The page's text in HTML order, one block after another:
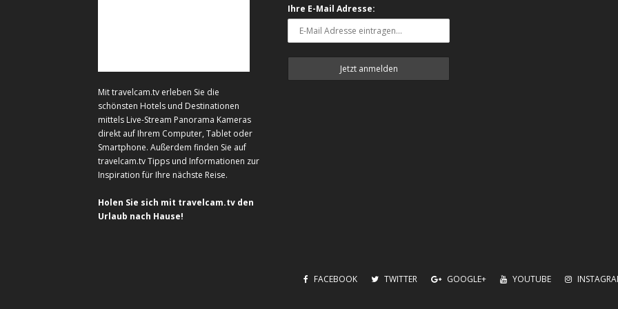
Mit travelcam.tv erleben Sie die
schönsten Hotels und Destinationen
mittels Live-Stream Panorama Kameras
direkt auf Ihrem Computer, Tablet oder
Smartphone. Außerdem finden Sie auf
travelcam.tv Tipps und Informationen zur
Inspiration für Ihre nächste Reise.
Holen Sie sich mit travelcam.tv den
Urlaub nach Hause!
Ihre E-Mail Adresse:
FACEBOOK TWITTER GOOGLE+ YOUTUBE